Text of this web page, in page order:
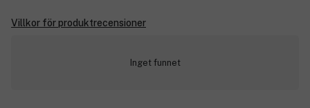
Villkor för produktrecensioner
Inget funnet